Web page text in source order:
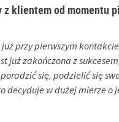
z klientem od momentu
przy pierwszym
już zakończona z
się, podzielić się
decyduje w dużej mierze